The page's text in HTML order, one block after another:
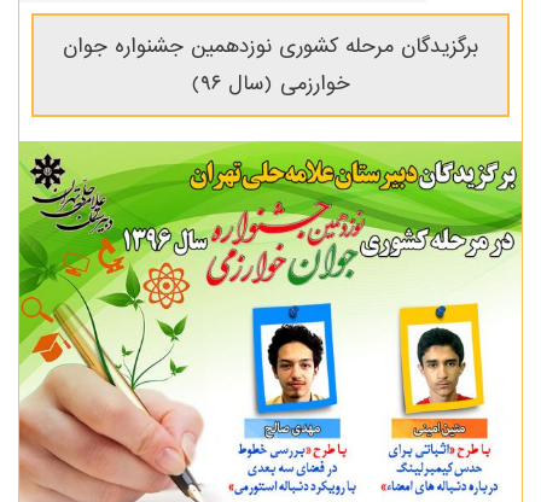
برگزیدگان مرحله کشوری نوزدهمین جشنواره جوان
خوارزمی (سال ۹۶)